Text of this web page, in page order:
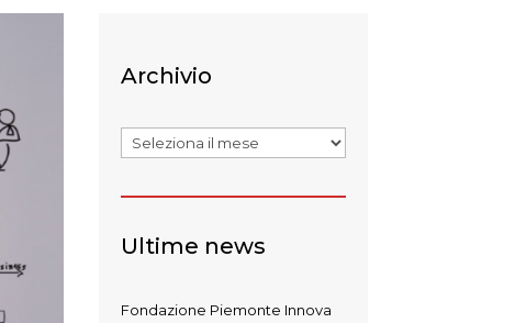
Archivio
Archivi
Ultime news
Fondazione Piemonte Innova